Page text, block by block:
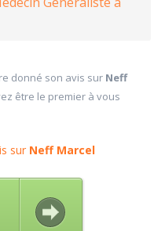
donné son avis sur Neff
être le premier à vous
sur Neff Marcel